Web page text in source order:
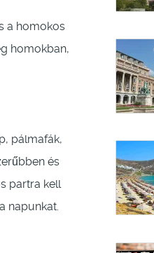
a homokos
homokban,
pálmafák,
és
partra kell
napunkat.